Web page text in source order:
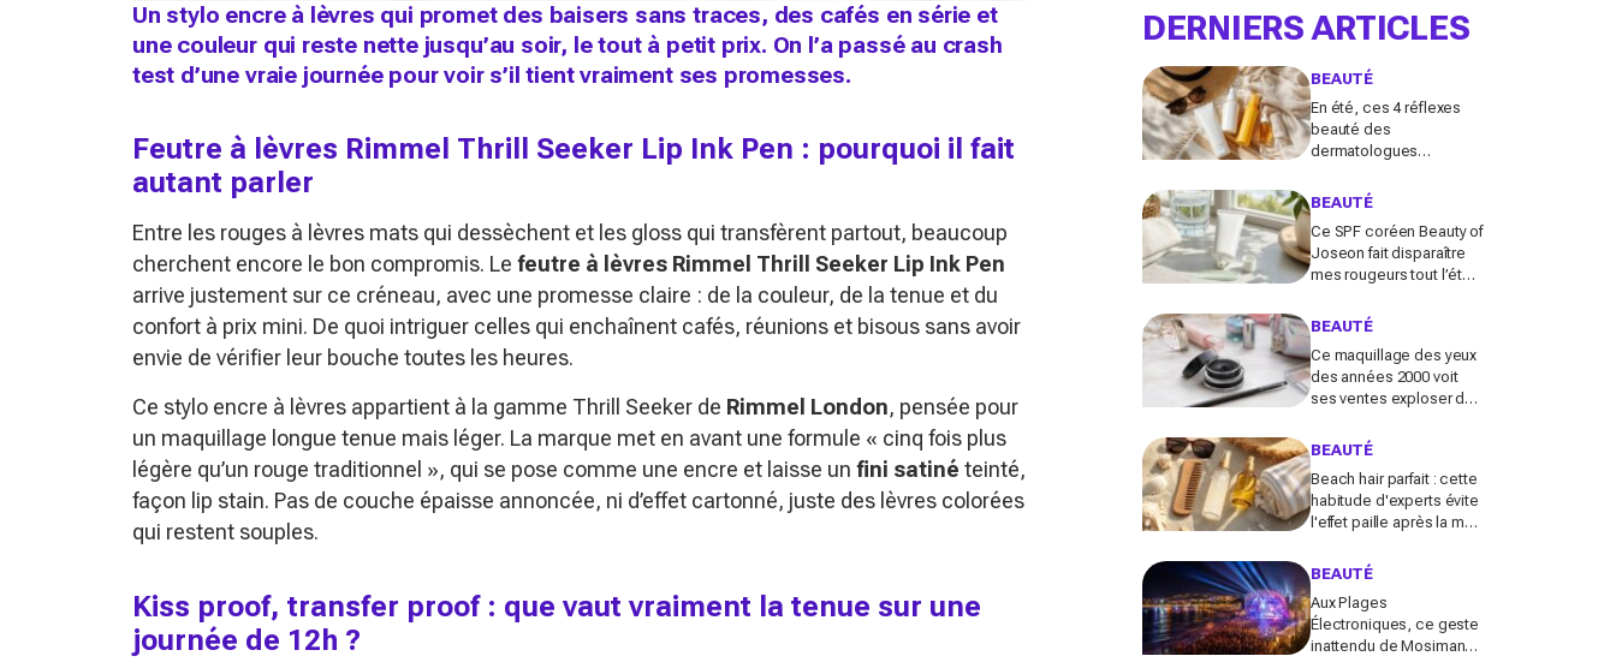
Un stylo encre à lèvres qui promet des baisers sans traces, des cafés en série et
une couleur qui reste nette jusqu’au soir, le tout à petit prix. On l’a passé au crash
test d’une vraie journée pour voir s’il tient vraiment ses promesses.
Feutre à lèvres Rimmel Thrill Seeker Lip Ink Pen : pourquoi il fait
autant parler
Entre les rouges à lèvres mats qui dessèchent et les gloss qui transfèrent partout, beaucoup
cherchent encore le bon compromis. Le feutre à lèvres Rimmel Thrill Seeker Lip Ink Pen
arrive justement sur ce créneau, avec une promesse claire : de la couleur, de la tenue et du
confort à prix mini. De quoi intriguer celles qui enchaînent cafés, réunions et bisous sans avoir
envie de vérifier leur bouche toutes les heures.
Ce stylo encre à lèvres appartient à la gamme Thrill Seeker de Rimmel London, pensée pour
un maquillage longue tenue mais léger. La marque met en avant une formule « cinq fois plus
légère qu’un rouge traditionnel », qui se pose comme une encre et laisse un fini satiné teinté,
façon lip stain. Pas de couche épaisse annoncée, ni d’effet cartonné, juste des lèvres colorées
qui restent souples.
Kiss proof, transfer proof : que vaut vraiment la tenue sur une
journée de 12h ?
DERNIERS ARTICLES
BEAUTÉ
En été, ces 4 réflexes
beauté des
dermatologues
dégâts du soleil (et
les fait tous)
BEAUTÉ
Ce SPF coréen Beauty of
Joseon fait disparaître
mes rougeurs tout l’été
votre fond de teint
BEAUTÉ
Ce maquillage des yeux
des années 2000 voit
ses ventes exploser de
pourquoi tout le monde
BEAUTÉ
Beach hair parfait : cette
habitude d'experts évite
l'effet paille après la mer
font l'inverse)
BEAUTÉ
Aux Plages
Électroniques, ce geste
inattendu de Mosimann